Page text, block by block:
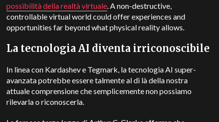
possibilità della realtà virtuale. A non-destructive,
controllable virtual world could offer experiences and
opportunities far beyond what physical reality allows.
La tecnologia AI diventa irriconoscibile
In linea con Kardashev e Tegmark, la tecnologia AI super-
avanzata potrebbe essere talmente al di là della nostra
attuale comprensione che semplicemente non possiamo
rilevarla o riconoscerla.